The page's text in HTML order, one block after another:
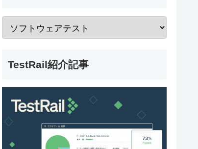
TestRail紹介記事